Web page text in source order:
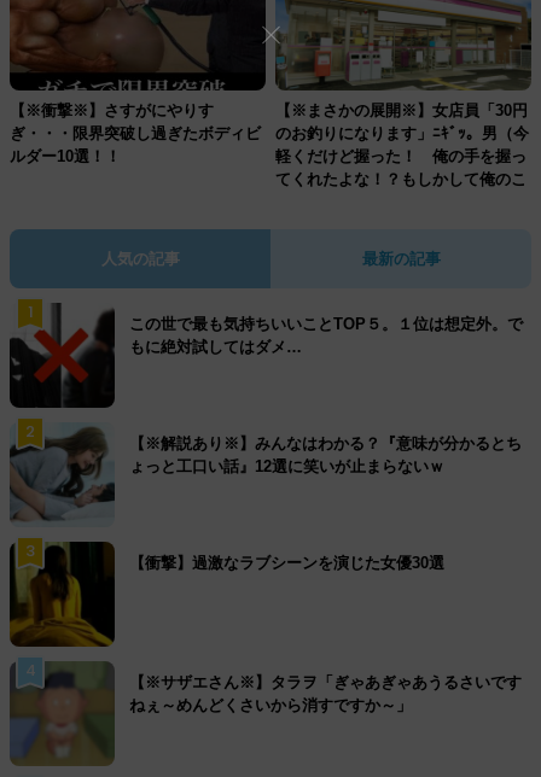
【※衝撃※】さすがにやりす
ぎ・・・限界突破し過ぎたボディビ
ルダー10選！！
【※まさかの展開※】女店員「30円
のお釣りになります」ﾆｷﾞｯ。男（今
軽くだけど握った！ 俺の手を握っ
てくれたよな！？もしかして俺のこ
人気の記事 最新の記事
1
この世で最も気持ちいいことTOP５。１位は想定外。で
もに絶対試してはダメ…
2
【※解説あり※】みんなはわかる？『意味が分かるとち
ょっと工口い話』12選に笑いが止まらないｗ
3
【衝撃】過激なラブシーンを演じた女優30選
4
【※サザエさん※】タラヲ「ぎゃあぎゃあうるさいです
ねぇ～めんどくさいから消すですか～」